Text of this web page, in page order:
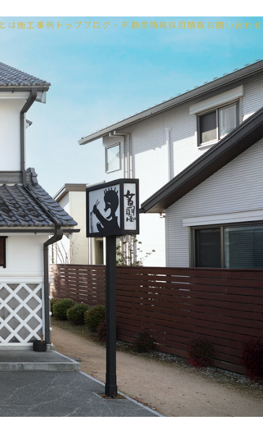
は施工事例 トップブログ ・不動産情報採用情報 お問い合わせ